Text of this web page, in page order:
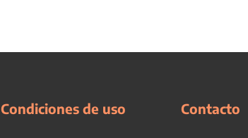
Condiciones de uso Contacto